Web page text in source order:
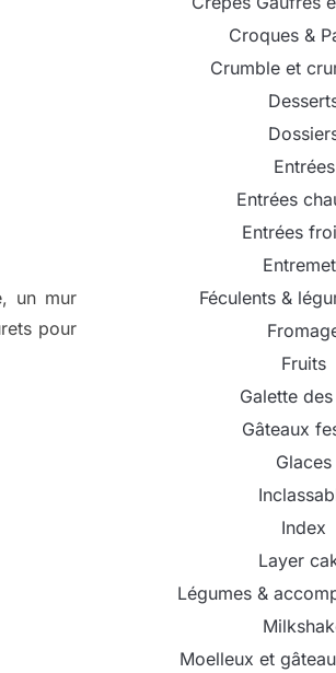
un mur
pour
Croques &
Crumble et
Entrées
Entrées
Entrées
Féculents &
Fruits
Galette
Gâteaux
Glaces
Index
Layer
Légumes &
Moelleux et